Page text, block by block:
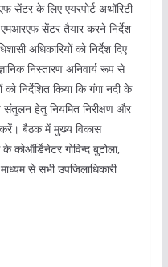
सेंटर के लिए एयरपोर्ट अथॉरिटी
सेंटर तैयार करने निर्देश
अधिकारियों को निर्देश दिए
निस्तारण अनिवार्य रूप से
निर्देशित किया कि गंगा नदी के
संतुलन हेतु नियमित निरीक्षण और
करें। बैठक में मुख्य विकास
कोऑर्डिनेटर गोविन्द बुटोला,
से सभी उपजिलाधिकारी